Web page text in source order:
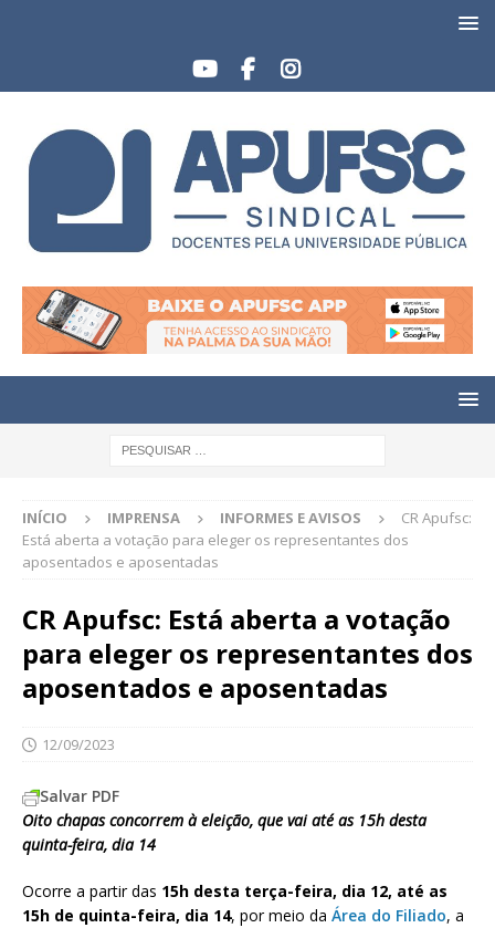
INÍCIO IMPRENSA INFORMES E AVISOS
CR Apufsc:
Está aberta a votação para eleger os representantes dos
aposentados e aposentadas
CR Apufsc: Está aberta a votação
para eleger os representantes dos
aposentados e aposentadas
12/09/2023
Salvar PDF
Oito chapas concorrem à eleição, que vai até as 15h desta
quinta-feira, dia 14
Ocorre a partir das 15h desta terça-feira, dia 12, até as
15h de quinta-feira, dia 14, por meio da Área do Filiado, a